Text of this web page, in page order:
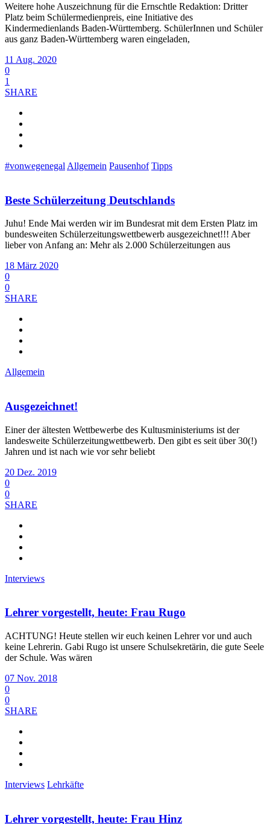
Weitere hohe Auszeichnung für die Ernschtle Redaktion: Dritter
Platz beim Schülermedienpreis, eine Initiative des
Kindermedienlands Baden-Württemberg. SchülerInnen und Schüler
aus ganz Baden-Württemberg waren eingeladen,
11 Aug. 2020
0
1
SHARE
#vonwegenegal Allgemein Pausenhof Tipps
Beste Schülerzeitung Deutschlands
Juhu! Ende Mai werden wir im Bundesrat mit dem Ersten Platz im
bundesweiten Schülerzeitungswettbewerb ausgezeichnet!!! Aber
lieber von Anfang an: Mehr als 2.000 Schülerzeitungen aus
18 März 2020
0
0
SHARE
Allgemein
Ausgezeichnet!
Einer der ältesten Wettbewerbe des Kultusministeriums ist der
landesweite Schülerzeitungwettbewerb. Den gibt es seit über 30(!)
Jahren und ist nach wie vor sehr beliebt
20 Dez. 2019
0
0
SHARE
Interviews
Lehrer vorgestellt, heute: Frau Rugo
ACHTUNG! Heute stellen wir euch keinen Lehrer vor und auch
keine Lehrerin. Gabi Rugo ist unsere Schulsekretärin, die gute Seele
der Schule. Was wären
07 Nov. 2018
0
0
SHARE
Interviews Lehrkäfte
Lehrer vorgestellt, heute: Frau Hinz